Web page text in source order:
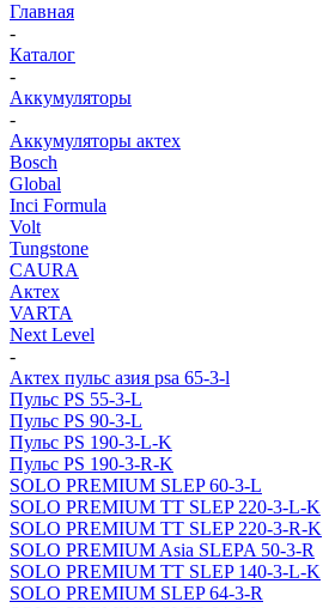
Главная
-
Каталог
-
Аккумуляторы
-
Аккумуляторы актех
Bosch
Global
Inci Formula
Volt
Tungstone
CAURA
Актех
VARTA
Next Level
-
Актех пульс азия psa 65-3-l
Пульс PS 55-3-L
Пульс PS 90-3-L
Пульс PS 190-3-L-K
Пульс PS 190-3-R-K
SOLO PREMIUM SLEP 60-3-L
SOLO PREMIUM ТТ SLEP 220-3-L-K
SOLO PREMIUM ТТ SLEP 220-3-R-K
SOLO PREMIUM Asia SLEPA 50-3-R
SOLO PREMIUM ТТ SLEP 140-3-L-K
SOLO PREMIUM SLEP 64-3-R